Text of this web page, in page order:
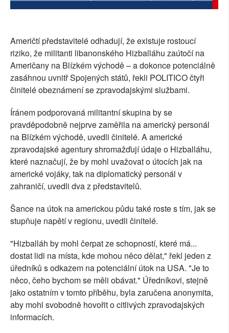
Američtí představitelé odhadují, že existuje rostoucí
riziko, že militanti libanonského Hizballáhu zaútočí na
Američany na Blízkém východě – a dokonce potenciálně
zasáhnou uvnitř Spojených států, řekli POLITICO čtyři
činitelé obeznámení se zpravodajskými službami.
Íránem podporovaná militantní skupina by se
pravděpodobně nejprve zaměřila na americký personál
na Blízkém východě, uvedli činitelé. A americké
zpravodajské agentury shromažďují údaje o Hizballáhu,
které naznačují, že by mohl uvažovat o útocích jak na
americké vojáky, tak na diplomatický personál v
zahraničí, uvedli dva z představitelů.
Šance na útok na americkou půdu také roste s tím, jak se
stupňuje napětí v regionu, uvedli činitelé.
"Hizballáh by mohl čerpat ze schopností, které má...
dostat lidi na místa, kde mohou něco dělat," řekl jeden z
úředníků s odkazem na potenciální útok na USA. "Je to
něco, čeho bychom se měli obávat." Úředníkovi, stejně
jako ostatním v tomto příběhu, byla zaručena anonymita,
aby mohl svobodně hovořit o citlivých zpravodajských
informacích.